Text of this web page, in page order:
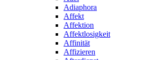
Adiaphora
Affekt
Affektion
Affektlosigkeit
Affinität
Affizieren